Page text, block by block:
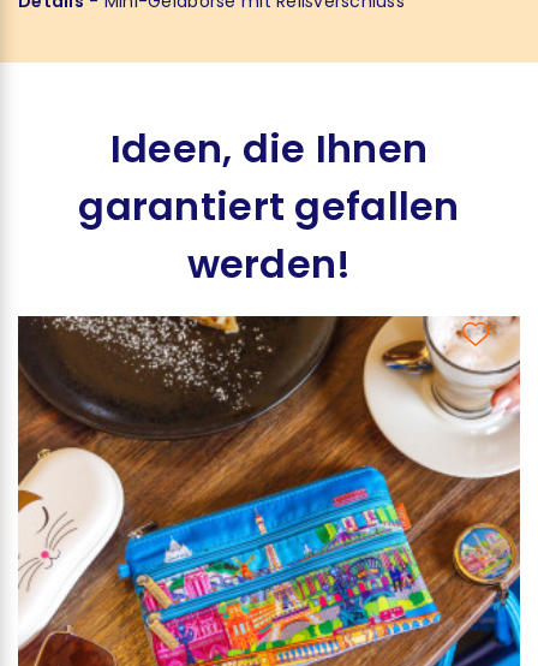
Ideen, die Ihnen
garantiert gefallen
werden!